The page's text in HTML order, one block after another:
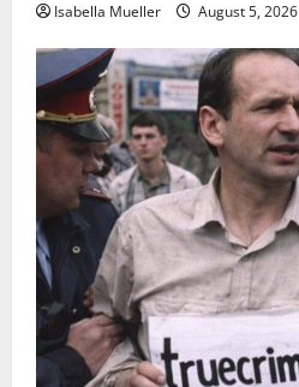
Isabella Mueller August 5, 2026